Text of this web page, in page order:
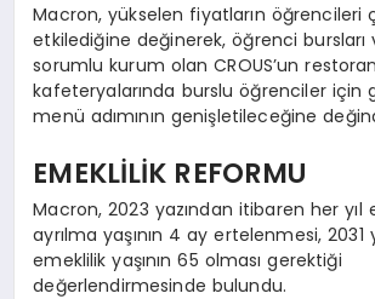
Macron, yükselen fiyatların öğrencileri
etkilediğine değinerek, öğrenci bursları
sorumlu kurum olan CROUS’un
kafeteryalarında burslu öğrenciler için
menü adımının genişletileceğine
EMEKLİLİK REFORMU
Macron, 2023 yazından itibaren her yıl
ayrılma yaşının 4 ay ertelenmesi, 2031
emeklilik yaşının 65 olması gerektiği
değerlendirmesinde bulundu.